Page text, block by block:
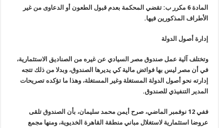
المادة 6 مكرر ب: تقضي المحكمة بعدم قبول الطعون أو الدعاوى من غير
الأطراف المذكورين فيها.
إدارة أصول الدولة
وتختلف آلية عمل صندوق مصر السيادي عن غيره من الصناديق الاستثمارية،
في أن مصر ليس بها فوائض مالية كي يديرها الصندوق، وبدلا من ذلك تتجه
إدارته نحو أصول الدولة المستغلة وغير المستغلة، وهذا ما تؤكده تصريحات
المدير التنفيذي للصندوق.
ففي 12 نوفمبر الماضي، صرح أيمن محمد سليمان، بأن الصندوق تلقى
عروضا استثمارية لاستغلال مباني منطقة القاهرة الخديوية، ومنها مجمع